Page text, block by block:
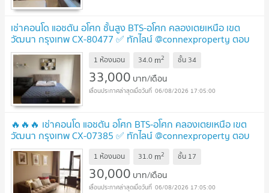
เช่าคอนโด แอชตัน อโศก ชั้นสูง BTS-อโศก คลองเตยเหนือ เขต
วัฒนา กรุงเทพ CX-80477 ✅ ทักไลน์ @connexproperty ตอบ
ทันที ทีมงานมืออาชีพ ✅
1 ห้องนอน 34.0 m2 ชั้น 34
33,000 บาท/เดือน
06/08/2026 17:05:00
🔥🔥🔥 เช่าคอนโด แอชตัน อโศก BTS-อโศก คลองเตยเหนือ เขต
วัฒนา กรุงเทพ CX-07385 ✅ ทักไลน์ @connexproperty ตอบ
ทันที ทีมงานมืออาชีพ ✅ 🔥🔥🔥
1 ห้องนอน 31.0 m2 ชั้น 17
30,000 บาท/เดือน
06/08/2026 17:05:00